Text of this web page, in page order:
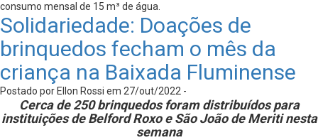
consumo mensal de 15 m³ de água.
Solidariedade: Doações de
brinquedos fecham o mês da
criança na Baixada Fluminense
Postado por Ellon Rossi em 27/out/2022 -
Cerca de 250 brinquedos foram distribuídos para
instituições de Belford Roxo e São João de Meriti nesta
semana